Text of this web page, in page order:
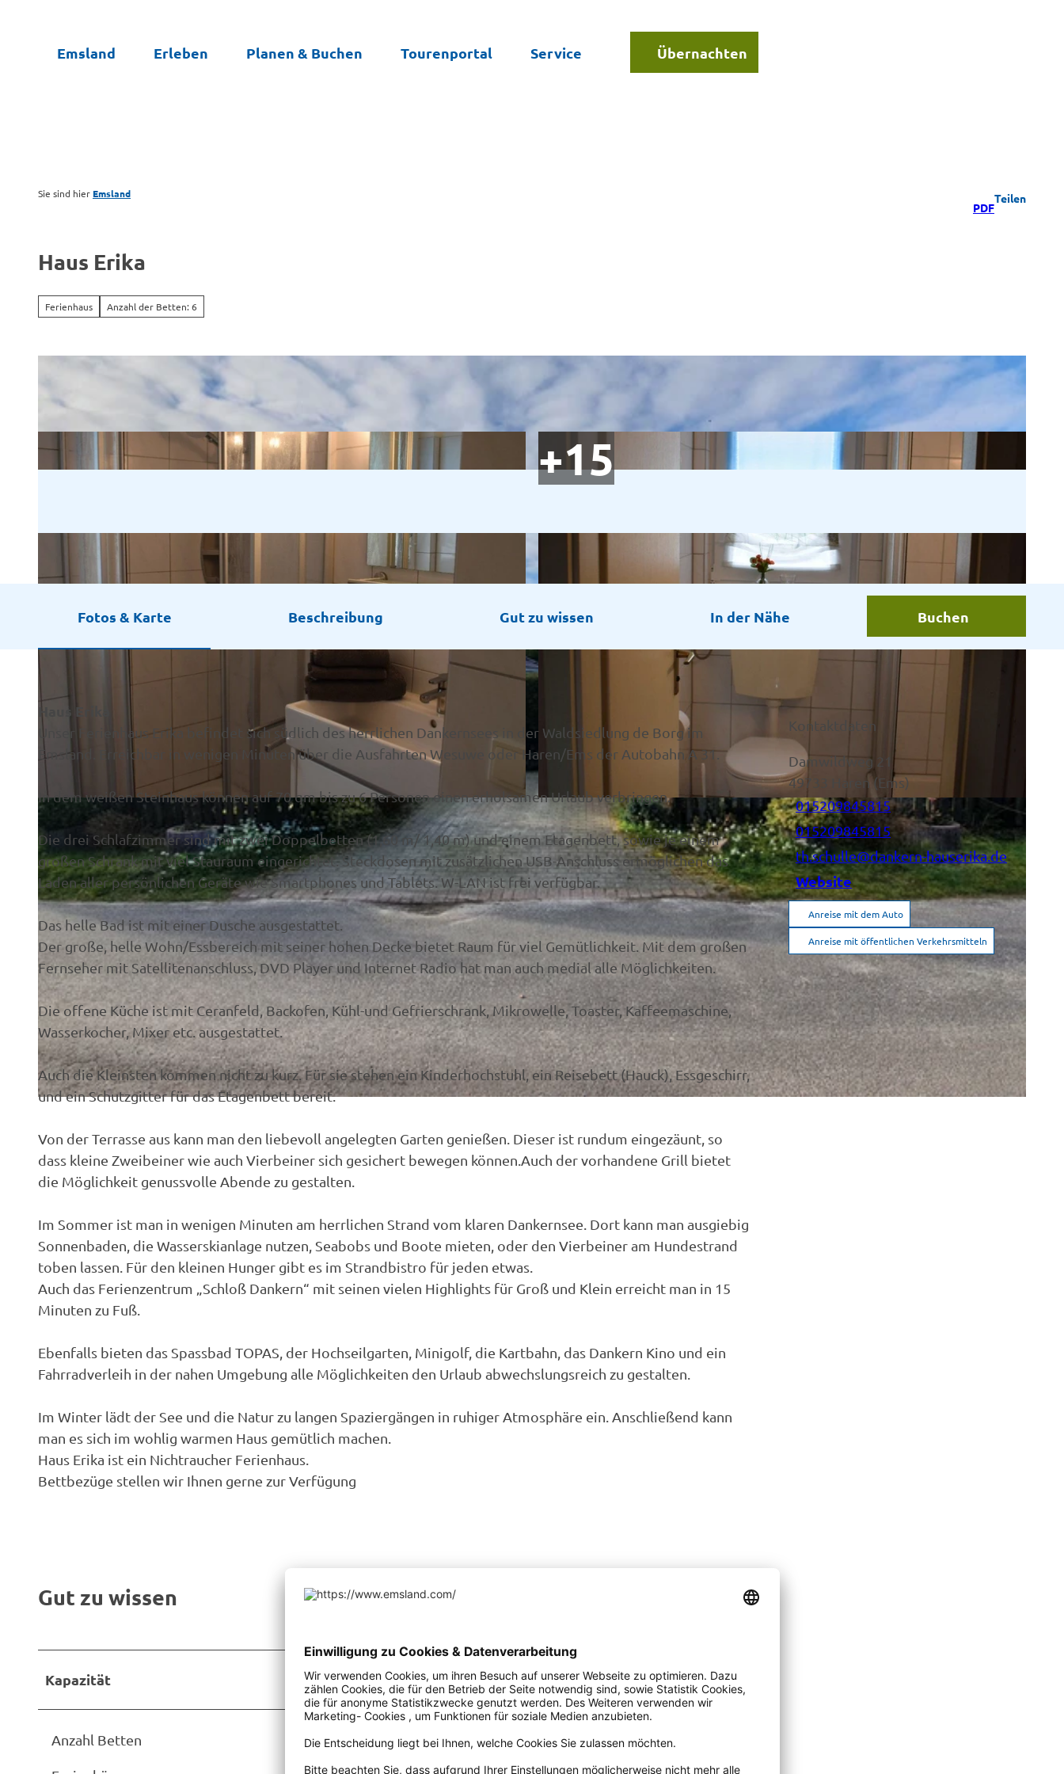
Emsland Erleben Planen & Buchen Tourenportal Service Übernachten
Sie sind hier Emsland
PDF
Teilen
Haus Erika
Ferienhaus Anzahl der Betten: 6
© Thomas Schulz
© Thomas Schulz © Thomas Schulz
Fotos & Karte Beschreibung Gut zu wissen In der Nähe Buchen
Haus Erika
Unser Ferienhaus Erika befindet sich südlich des herrlichen Dankernsees in der Waldsiedlung de Borg im
Emsland. Erreichbar in wenigen Minuten über die Ausfahrten Wesuwe oder Haren/Ems der Autobahn A 31.
In dem weißen Steinhaus können auf 70 qm bis zu 6 Personen einen erholsamen Urlaub verbringen.
Die drei Schlafzimmer sind mit zwei Doppelbetten (1,60 m/ 1,40 m) und einem Etagenbett, sowie je einem
großen Schrank mit viel Stauraum eingerichtet. Steckdosen mit zusätzlichen USB-Anschluss ermöglichen das
Laden aller persönlichen Geräte wie Smartphones und Tablets. W-LAN ist frei verfügbar.
Das helle Bad ist mit einer Dusche ausgestattet.
Der große, helle Wohn/Essbereich mit seiner hohen Decke bietet Raum für viel Gemütlichkeit. Mit dem großen
Fernseher mit Satellitenanschluss, DVD Player und Internet Radio hat man auch medial alle Möglichkeiten.
Die offene Küche ist mit Ceranfeld, Backofen, Kühl-und Gefrierschrank, Mikrowelle, Toaster, Kaffeemaschine,
Wasserkocher, Mixer etc. ausgestattet.
Auch die Kleinsten kommen nicht zu kurz. Für sie stehen ein Kinderhochstuhl, ein Reisebett (Hauck), Essgeschirr,
und ein Schutzgitter für das Etagenbett bereit.
Von der Terrasse aus kann man den liebevoll angelegten Garten genießen. Dieser ist rundum eingezäunt, so
dass kleine Zweibeiner wie auch Vierbeiner sich gesichert bewegen können.Auch der vorhandene Grill bietet
die Möglichkeit genussvolle Abende zu gestalten.
Im Sommer ist man in wenigen Minuten am herrlichen Strand vom klaren Dankernsee. Dort kann man ausgiebig
Sonnenbaden, die Wasserskianlage nutzen, Seabobs und Boote mieten, oder den Vierbeiner am Hundestrand
toben lassen. Für den kleinen Hunger gibt es im Strandbistro für jeden etwas.
Auch das Ferienzentrum „Schloß Dankern“ mit seinen vielen Highlights für Groß und Klein erreicht man in 15
Minuten zu Fuß.
Ebenfalls bieten das Spassbad TOPAS, der Hochseilgarten, Minigolf, die Kartbahn, das Dankern Kino und ein
Fahrradverleih in der nahen Umgebung alle Möglichkeiten den Urlaub abwechslungsreich zu gestalten.
Im Winter lädt der See und die Natur zu langen Spaziergängen in ruhiger Atmosphäre ein. Anschließend kann
man es sich im wohlig warmen Haus gemütlich machen.
Haus Erika ist ein Nichtraucher Ferienhaus.
Bettbezüge stellen wir Ihnen gerne zur Verfügung
Gut zu wissen
Kapazität
Anzahl Betten 6
Kontaktdaten
Damwildweg 21
49733
Haren (Ems)
015209845815
015209845815
th.schulle@dankern-hauserika.de
Website
Anreise mit dem Auto
Anreise mit öffentlichen Verkehrsmitteln